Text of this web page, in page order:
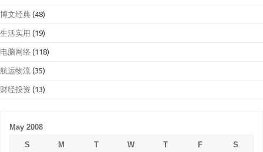
博文经典 (48)
生活实用 (19)
电脑网络 (118)
航运物流 (35)
财经投资 (13)
May 2008
S
M T W T F
S